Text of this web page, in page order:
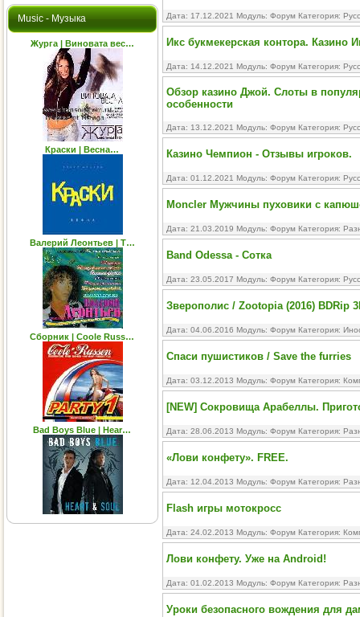
Music - Музыка
Журга | Виновата вес…
Краски | Весна…
Валерий Леонтьев | T…
Сборник | Coole Russ…
Bad Boys Blue | Hear…
Дата: 17.12.2021 Модуль: Форум Категория:
Икс букмекерская контора. Казино
Дата: 14.12.2021 Модуль: Форум Категория:
Обзор казино Джой. Слоты в
особенности
Дата: 13.12.2021 Модуль: Форум Категория:
Казино Чемпион - Отзывы игроков.
Дата: 01.12.2021 Модуль: Форум Категория:
Moncler Мужчины пуховики с
Дата: 21.03.2019 Модуль: Форум Категория:
Band Odessa - Сотка
Дата: 23.05.2017 Модуль: Форум Категория:
Зверополис / Zootopia (2016) BDRip
Дата: 04.06.2016 Модуль: Форум Категория:
Спаси пушистиков / Save the furries
Дата: 03.12.2013 Модуль: Форум Категория:
[NEW] Сокровища Арабеллы.
Дата: 28.06.2013 Модуль: Форум Категория:
«Лови конфету». FREE.
Дата: 12.04.2013 Модуль: Форум Категория:
Flash игры мотокросс
Дата: 24.02.2013 Модуль: Форум Категория:
Лови конфету. Уже на Android!
Дата: 01.02.2013 Модуль: Форум Категория:
Уроки безопасного вождения для